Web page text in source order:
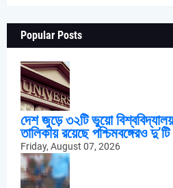
Popular Posts
দেশ জুড়ে ৩২টি ভুয়ো
তালিকায় রয়েছে পশ্চিমবঙ্গেরও দু’টি
Friday, August 07, 2026